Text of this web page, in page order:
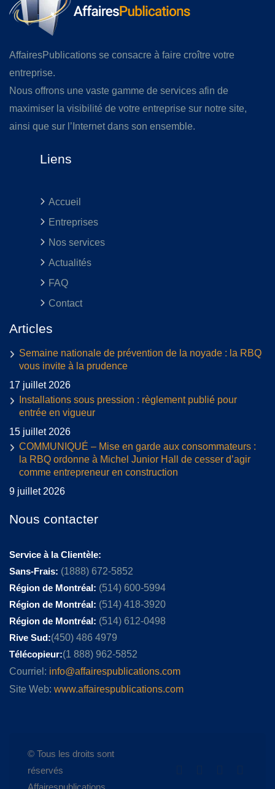
AffairesPublications se consacre à faire croître votre
entreprise.
Nous offrons une vaste gamme de services afin de
maximiser la visibilité de votre entreprise sur notre site,
ainsi que sur l’Internet dans son ensemble.
Liens
Accueil
Entreprises
Nos services
Actualités
FAQ
Contact
Articles
Semaine nationale de prévention de la noyade : la RBQ
vous invite à la prudence
17 juillet 2026
Installations sous pression : règlement publié pour
entrée en vigueur
15 juillet 2026
COMMUNIQUÉ – Mise en garde aux consommateurs :
la RBQ ordonne à Michel Junior Hall de cesser d’agir
comme entrepreneur en construction
9 juillet 2026
Nous contacter
Service à la Clientèle:
Sans-Frais: (1888) 672-5852
Région de Montréal: (514) 600-5994
Région de Montréal: (514) 418-3920
Région de Montréal: (514) 612-0498
Rive Sud:(450) 486 4979
Télécopieur:(1 888) 962-5852
Courriel: info@affairespublications.com
Site Web: www.affairespublications.com
© Tous les droits sont
réservés
Affairespublications.